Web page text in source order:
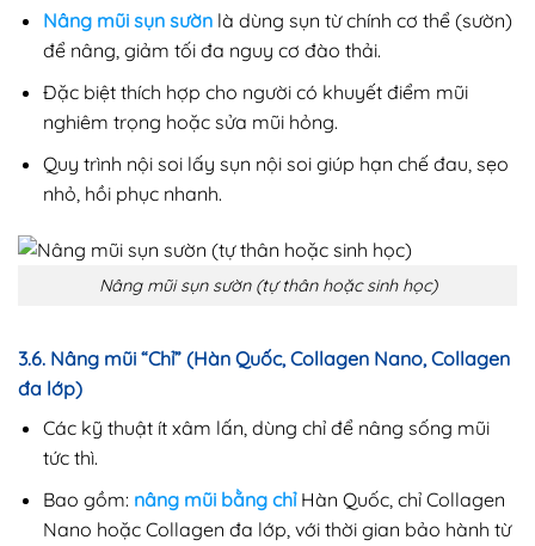
Nâng mũi sụn sườnlà dùng sụn từ chính cơ thể (sườn)
để nâng, giảm tối đa nguy cơ đào thải.
Đặc biệt thích hợp cho người có khuyết điểm mũi
nghiêm trọng hoặc sửa mũi hỏng.
Quy trình nội soi lấy sụn nội soi giúp hạn chế đau, sẹo
nhỏ, hồi phục nhanh.
Nâng mũi sụn sườn (tự thân hoặc sinh học)
3.6. Nâng mũi “Chỉ” (Hàn Quốc, Collagen Nano, Collagen
đa lớp)
Các kỹ thuật ít xâm lấn, dùng chỉ để nâng sống mũi
tức thì.
Bao gồm: nâng mũi bằng chỉHàn Quốc, chỉ Collagen
Nano hoặc Collagen đa lớp, với thời gian bảo hành từ